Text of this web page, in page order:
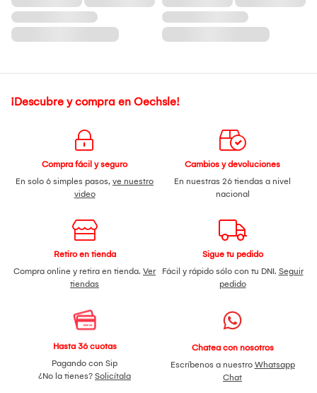
¡Descubre y compra en Oechsle!
Compra fácil y seguro
En solo 6 simples pasos, ve nuestro
video
Cambios y devoluciones
En nuestras 26 tiendas a nivel
nacional
Retiro en tienda
Compra online y retira en tienda. Ver
tiendas
Sigue tu pedido
Fácil y rápido sólo con tu DNI. Seguir
pedido
Hasta 36 cuotas
Pagando con Sip
¿No la tienes? Solicítala
Chatea con nosotros
Escríbenos a nuestro Whatsapp
Chat